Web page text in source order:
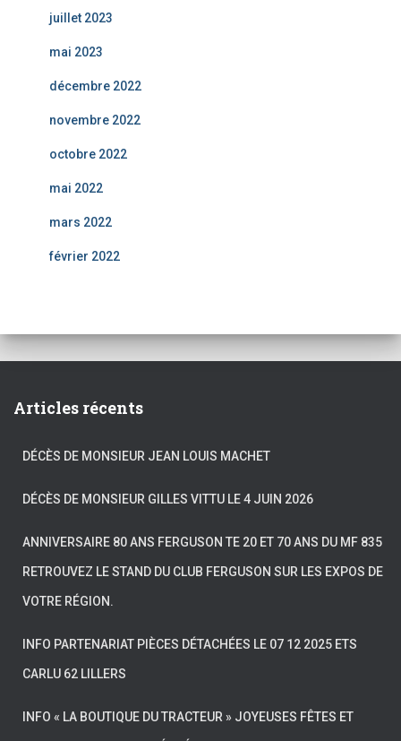
juillet 2023
mai 2023
décembre 2022
novembre 2022
octobre 2022
mai 2022
mars 2022
février 2022
Articles récents
DÉCÈS DE MONSIEUR JEAN LOUIS MACHET
DÉCÈS DE MONSIEUR GILLES VITTU LE 4 JUIN 2026
ANNIVERSAIRE 80 ANS FERGUSON TE 20 ET 70 ANS DU MF 835
RETROUVEZ LE STAND DU CLUB FERGUSON SUR LES EXPOS DE
VOTRE RÉGION.
INFO PARTENARIAT PIÈCES DÉTACHÉES LE 07 12 2025 ETS
CARLU 62 LILLERS
INFO « LA BOUTIQUE DU TRACTEUR » JOYEUSES FÊTES ET